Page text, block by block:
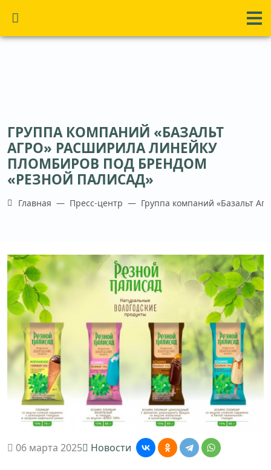
ГРУППА КОМПАНИЙ «БАЗАЛЬТ
АГРО» РАСШИРИЛА ЛИНЕЙКУ
ПЛОМБИРОВ ПОД БРЕНДОМ
«РЕЗНОЙ ПАЛИСАД»
Главная Пресс-центр Группа компаний «Базальт
06 марта 2025 Новости